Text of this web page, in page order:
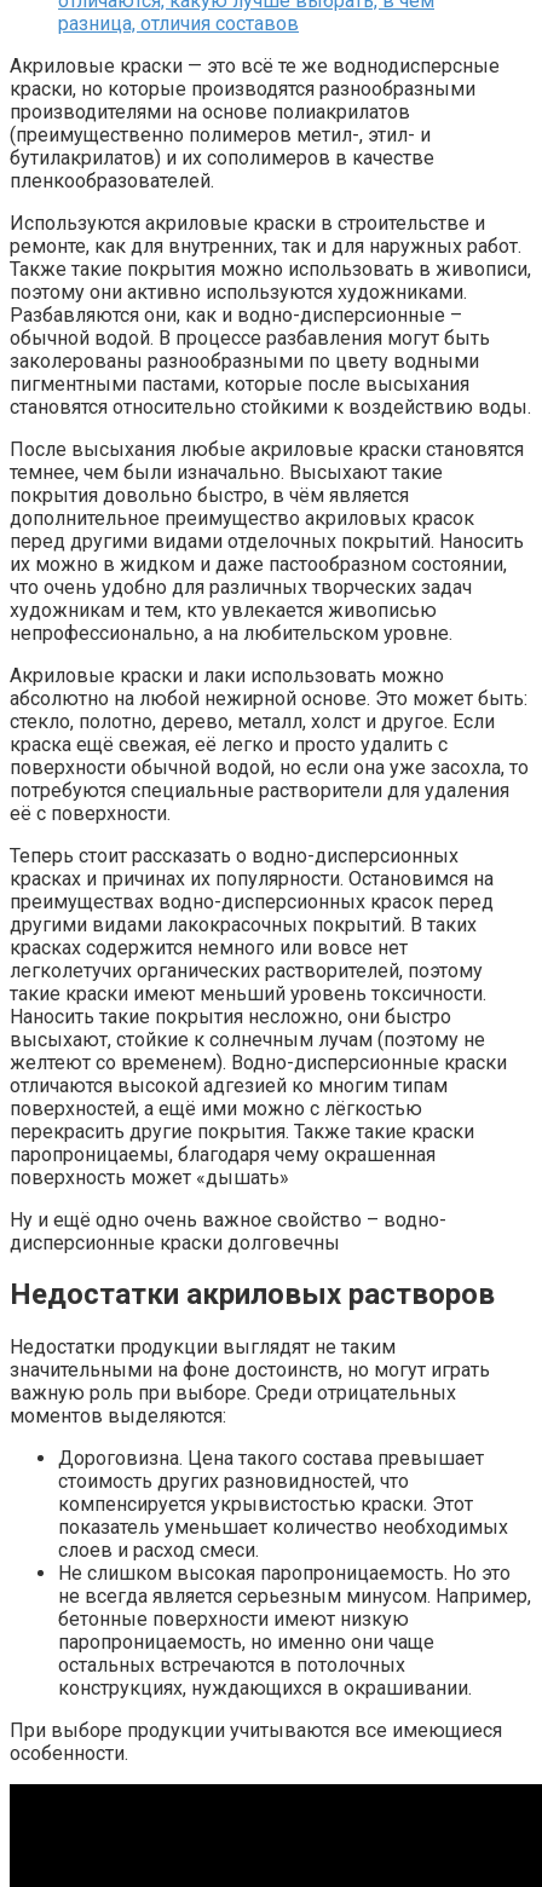
Акриловые краски — это всё те же воднодисперсные
краски, но которые производятся разнообразными
производителями на основе полиакрилатов
(преимущественно полимеров метил-, этил- и
бутилакрилатов) и их сополимеров в качестве
пленкообразователей.
Используются акриловые краски в строительстве и
ремонте, как для внутренних, так и для наружных работ.
Также такие покрытия можно использовать в живописи,
поэтому они активно используются художниками.
Разбавляются они, как и водно-дисперсионные –
обычной водой. В процессе разбавления могут быть
заколерованы разнообразными по цвету водными
пигментными пастами, которые после высыхания
становятся относительно стойкими к воздействию воды.
После высыхания любые акриловые краски становятся
темнее, чем были изначально. Высыхают такие
покрытия довольно быстро, в чём является
дополнительное преимущество акриловых красок
перед другими видами отделочных покрытий. Наносить
их можно в жидком и даже пастообразном состоянии,
что очень удобно для различных творческих задач
художникам и тем, кто увлекается живописью
непрофессионально, а на любительском уровне.
Акриловые краски и лаки использовать можно
абсолютно на любой нежирной основе. Это может быть:
стекло, полотно, дерево, металл, холст и другое. Если
краска ещё свежая, её легко и просто удалить с
поверхности обычной водой, но если она уже засохла, то
потребуются специальные растворители для удаления
её с поверхности.
Теперь стоит рассказать о водно-дисперсионных
красках и причинах их популярности. Остановимся на
преимуществах водно-дисперсионных красок перед
другими видами лакокрасочных покрытий. В таких
красках содержится немного или вовсе нет
легколетучих органических растворителей, поэтому
такие краски имеют меньший уровень токсичности.
Наносить такие покрытия несложно, они быстро
высыхают, стойкие к солнечным лучам (поэтому не
желтеют со временем). Водно-дисперсионные краски
отличаются высокой адгезией ко многим типам
поверхностей, а ещё ими можно с лёгкостью
перекрасить другие покрытия. Также такие краски
паропроницаемы, благодаря чему окрашенная
поверхность может «дышать»
Ну и ещё одно очень важное свойство – водно-
дисперсионные краски долговечны
Недостатки акриловых растворов
Недостатки продукции выглядят не таким
значительными на фоне достоинств, но могут играть
важную роль при выборе. Среди отрицательных
моментов выделяются:
Дороговизна. Цена такого состава превышает
стоимость других разновидностей, что
компенсируется укрывистостью краски. Этот
показатель уменьшает количество необходимых
слоев и расход смеси.
Не слишком высокая паропроницаемость. Но это
не всегда является серьезным минусом. Например,
бетонные поверхности имеют низкую
паропроницаемость, но именно они чаще
остальных встречаются в потолочных
конструкциях, нуждающихся в окрашивании.
При выборе продукции учитываются все имеющиеся
особенности.